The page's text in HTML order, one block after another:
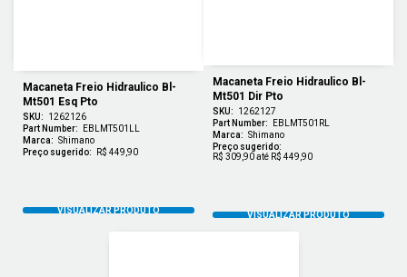
Macaneta Freio Hidraulico Bl-
Mt501 Esq Pto
SKU:
1262126
Part Number:
EBLMT501LL
Marca: Shimano
Preço sugerido:
R$ 449,90
Macaneta Freio Hidraulico Bl-
Mt501 Dir Pto
SKU:
1262127
Part Number:
EBLMT501RL
Marca: Shimano
Preço sugerido:
R$ 309,90 até R$ 449,90